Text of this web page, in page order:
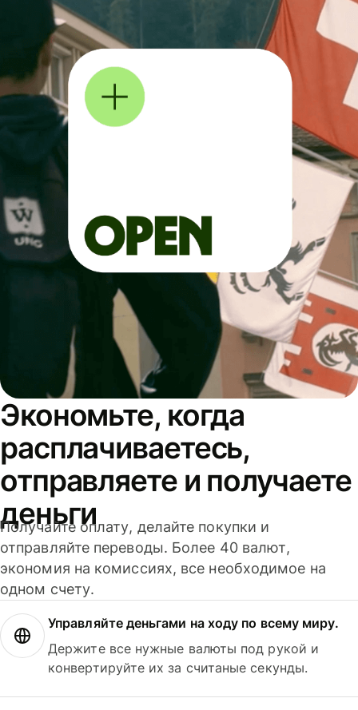
Экономьте, когда
расплачиваетесь,
отправляете и получаете
деньги
Получайте оплату, делайте покупки и
отправляйте переводы. Более 40 валют,
экономия на комиссиях, все необходимое на
одном счету.
Управляйте деньгами на ходу по всему миру.
Держите все нужные валюты под рукой и
конвертируйте их за считаные секунды.